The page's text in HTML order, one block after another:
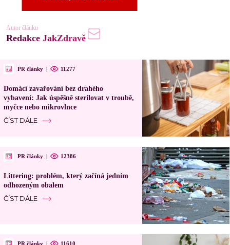
Autor článku
Redakce JakZdravě
PR články | 11277
Domácí zavařování bez drahého
vybavení: Jak úspěšně sterilovat v troubě,
myčce nebo mikrovlnce
ČÍST DÁLE
PR články | 12386
Littering: problém, který začíná jedním
odhozeným obalem
ČÍST DÁLE
PR články | 11610